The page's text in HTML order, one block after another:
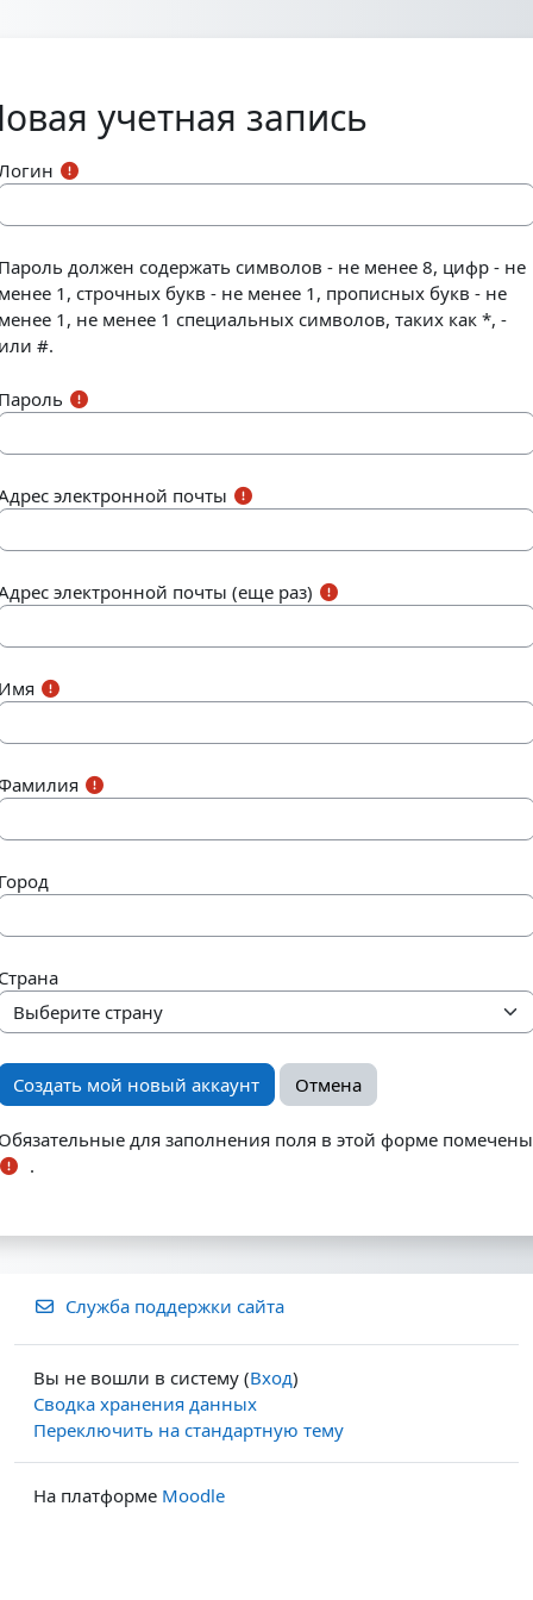
учетная запись
должен содержать символов - не менее 8, цифр - не
1, строчных букв - не менее 1, прописных букв - не
1, не менее 1 специальных символов, таких как *, -
#.
электронной почты
электронной почты (еще раз)
для заполнения поля в этой форме помечены
.
Служба поддержки сайта
Вы не вошли в систему (Вход)
Сводка хранения данных
Переключить на стандартную тему
На платформе Moodle